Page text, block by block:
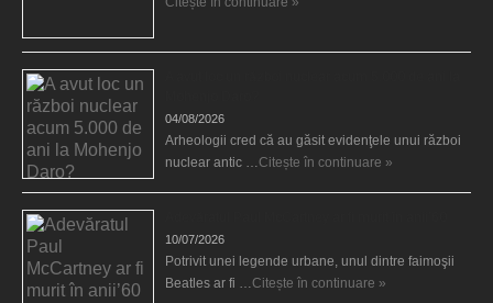
04/08/2026
Arheologii cred că au găsit evidenţele unui război
nuclear antic …Citește în continuare »
10/07/2026
Potrivit unei legende urbane, unul dintre faimoşii
Beatles ar fi …Citește în continuare »